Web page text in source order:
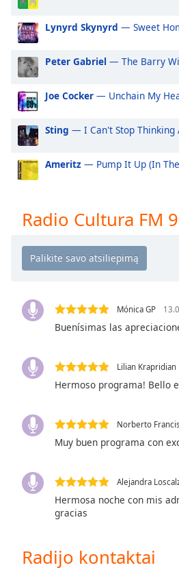
Track
in-
Picture
Fullscreen
This
modal
window.
dialog
Escape
close
Opacity
Background
Lynyrd Skynyrd — Sweet
Peter Gabriel — The Barry
Joe Cocker — Unchain My
Sting — I Can't Stop Thinking
Ameritz — Pump It Up (In
Radio Cultura FM
Mónica GP
Buenísimas las
Lilian Krapridian
Hermoso programa! Bello
Norberto
Muy buen programa con
Alejandra
Hermosa noche con mis
gracias
Radijo kontaktai